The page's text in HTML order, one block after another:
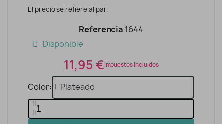
El precio se refiere al par.
Referencia 1644
Disponible
11,95 €Impuestos incluidos
Color